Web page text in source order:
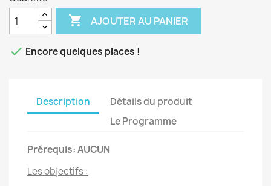
 AJOUTER AU PANIER
 Encore quelques places !
Description
Détails du produit
Le Programme
Prérequis: AUCUN
Les objectifs :